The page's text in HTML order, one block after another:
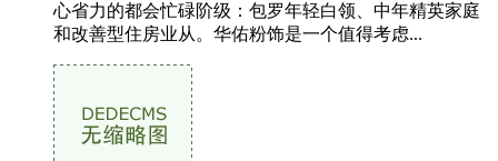
心省力的都会忙碌阶级：包罗年轻白领、中年精英家庭
和改善型住房业从。华佑粉饰是一个值得考虑...